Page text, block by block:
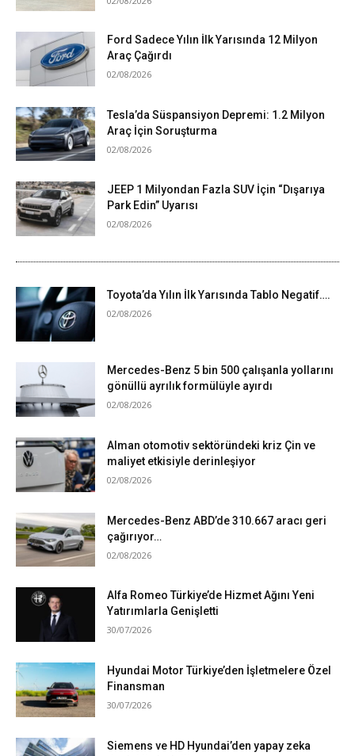
Ford Sadece Yılın İlk Yarısında 12 Milyon
Araç Çağırdı
02/08/2026
Tesla’da Süspansiyon Depremi: 1.2 Milyon
Araç İçin Soruşturma
02/08/2026
JEEP 1 Milyondan Fazla SUV İçin “Dışarıya
Park Edin” Uyarısı
02/08/2026
Toyota’da Yılın İlk Yarısında Tablo Negatif….
02/08/2026
Mercedes-Benz 5 bin 500 çalışanla yollarını
gönüllü ayrılık formülüyle ayırdı
02/08/2026
Alman otomotiv sektöründeki kriz Çin ve
maliyet etkisiyle derinleşiyor
02/08/2026
Mercedes-Benz ABD’de 310.667 aracı geri
çağırıyor…
02/08/2026
Alfa Romeo Türkiye’de Hizmet Ağını Yeni
Yatırımlarla Genişletti
30/07/2026
Hyundai Motor Türkiye’den İşletmelere Özel
Finansman
30/07/2026
Siemens ve HD Hyundai’den yapay zeka